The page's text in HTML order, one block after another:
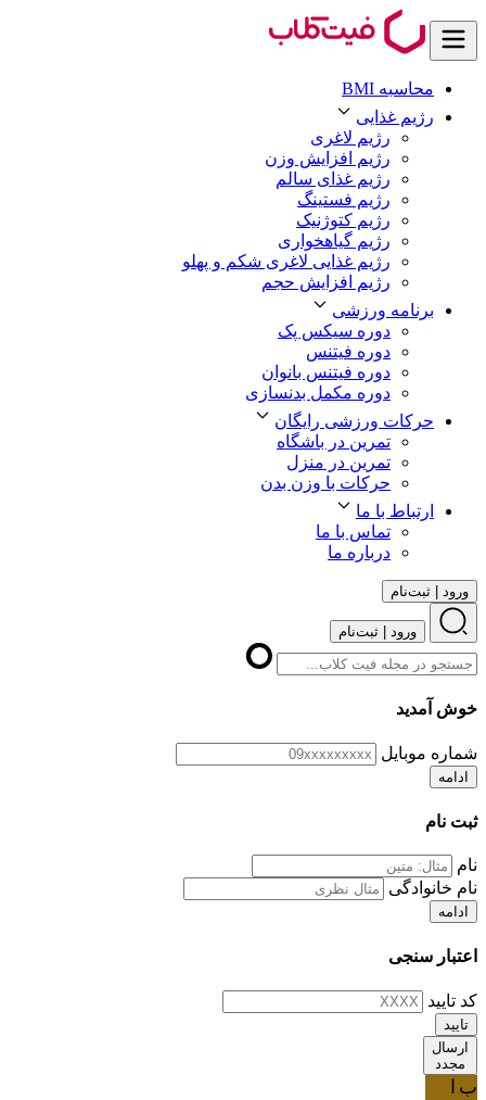
محاسبه BMI
رژیم غذایی
رژیم لاغری
رژیم افزایش وزن
رژیم غذای سالم
رژیم فستینگ
رژیم کتوژنیک
رژیم گیاهخواری
رژیم غذایی لاغری شکم و پهلو
رژیم افزایش حجم
برنامه ورزشی
دوره سیکس پک
دوره فیتنس
دوره فیتنس بانوان
دوره مکمل بدنسازی
حرکات ورزشی رایگان
تمرین در باشگاه
تمرین در منزل
حرکات با وزن بدن
ارتباط با ما
تماس با ما
درباره ما
ورود | ثبت‌نام
ورود | ثبت‌نام
خوش آمدید
شماره موبایل
ادامه
ثبت نام
نام
نام خانوادگی
ادامه
اعتبار سنجی
کد تایید
تایید
ارسال
مجدد
ب ا